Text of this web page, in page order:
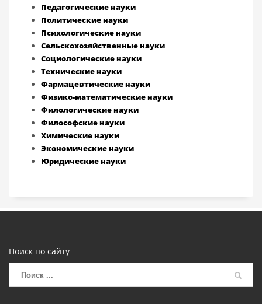
Педагогические науки
Политические науки
Психологические науки
Сельскохозяйственные науки
Социологические науки
Технические науки
Фармацевтические науки
Физико-математические науки
Филологические науки
Философские науки
Химические науки
Экономические науки
Юридические науки
Поиск по сайту